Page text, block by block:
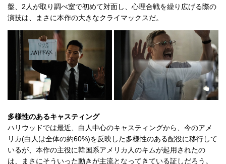
盤、2人が取り調べ室で初めて対面し、心理合戦を繰り広げる際の
演技は、まさに本作の大きなクライマックスだ。
多様性のあるキャスティング
ハリウッドでは最近、白人中心のキャスティングから、今のアメ
リカ(白人は全体の約60%)を反映した多様性のある配役に移行して
いるが、本作の主役に韓国系アメリカ人のキムが起用されたの
は、まさにそういった動きが主流となってきている証しだろう。